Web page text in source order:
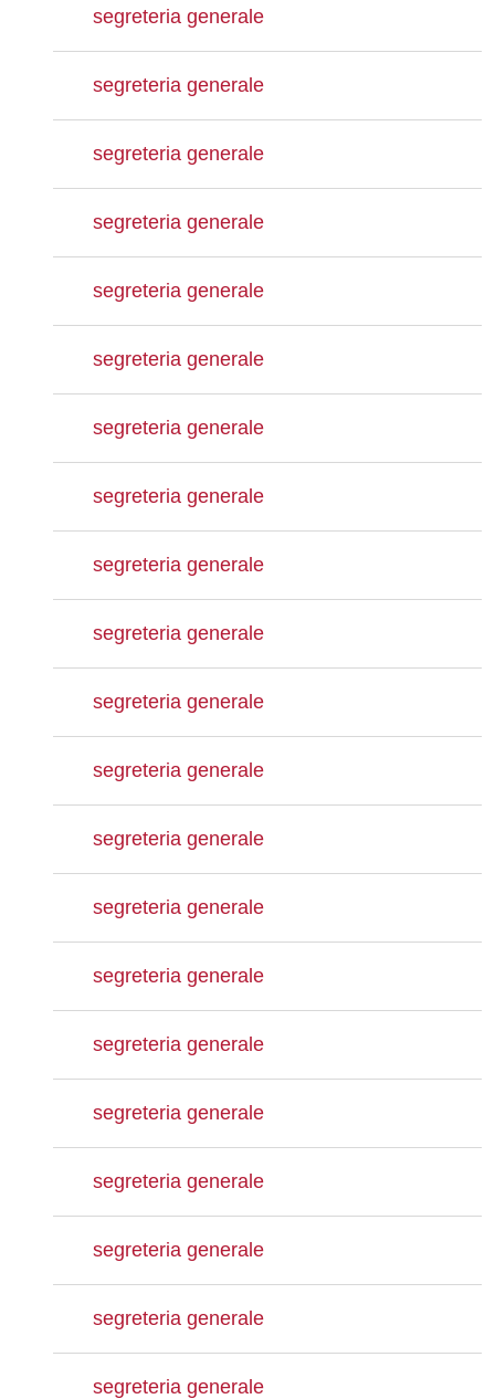
segreteria generale
segreteria generale
segreteria generale
segreteria generale
segreteria generale
segreteria generale
segreteria generale
segreteria generale
segreteria generale
segreteria generale
segreteria generale
segreteria generale
segreteria generale
segreteria generale
segreteria generale
segreteria generale
segreteria generale
segreteria generale
segreteria generale
segreteria generale
segreteria generale